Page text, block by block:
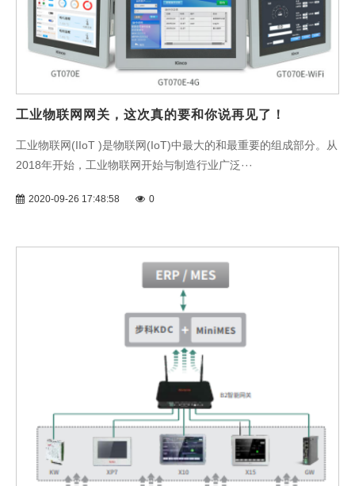
工业物联网网关，这次真的要和你说再见了！
工业物联网(IIoT )是物联网(IoT)中最大的和最重要的组成部分。从
2018年开始，工业物联网开始与制造行业广泛···
2020-09-26 17:48:58 0